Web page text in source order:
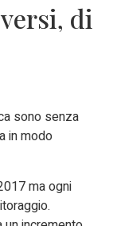
di
sono senza
in modo
ma ogni